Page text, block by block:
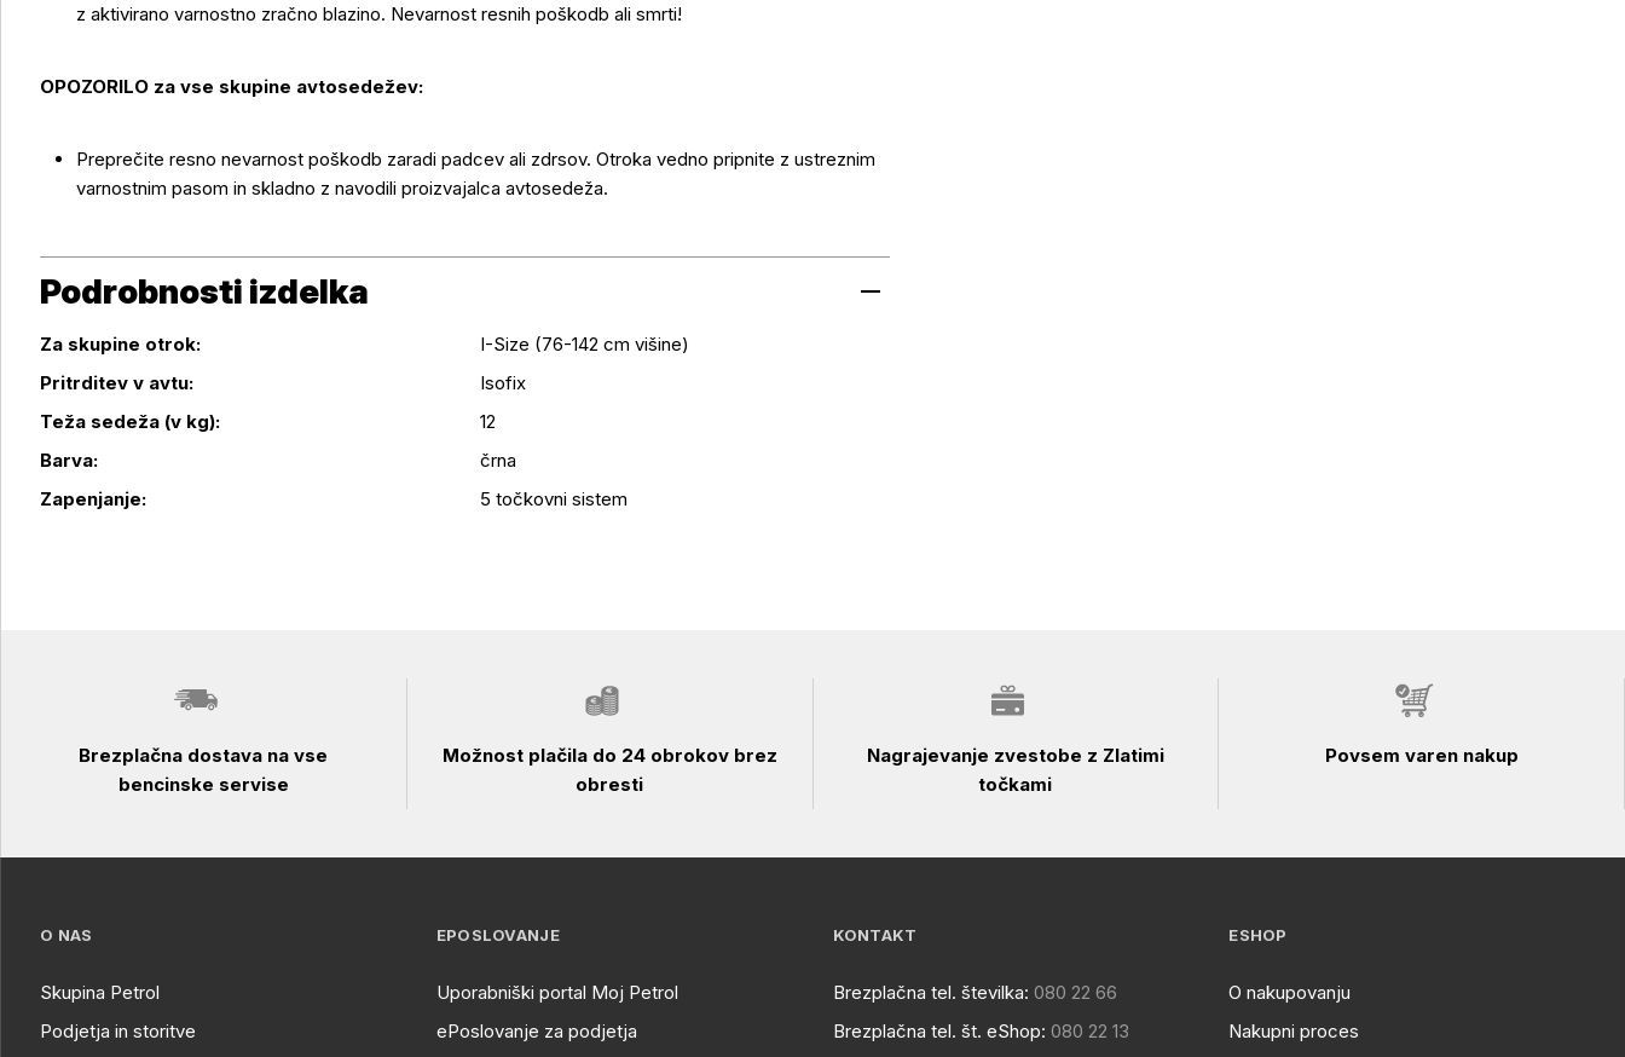
z aktivirano varnostno zračno blazino. Nevarnost resnih poškodb ali smrti!
OPOZORILO za vse skupine avtosedežev:
Preprečite resno nevarnost poškodb zaradi padcev ali zdrsov. Otroka vedno pripnite z ustreznim
varnostnim pasom in skladno z navodili proizvajalca avtosedeža.
Podrobnosti izdelka
Za skupine otrok:
I-Size (76-142 cm višine)
Pritrditev v avtu:
Isofix
Teža sedeža (v kg):
12
Barva:
črna
Zapenjanje:
5 točkovni sistem
Brezplačna dostava na vse
bencinske servise
Možnost plačila do 24 obrokov brez
obresti
Nagrajevanje zvestobe z Zlatimi
točkami
Povsem varen nakup
O NAS
Skupina Petrol
Podjetja in storitve
EPOSLOVANJE
Uporabniški portal Moj Petrol
ePoslovanje za podjetja
KONTAKT
Brezplačna tel. številka: 080 22 66
Brezplačna tel. št. eShop: 080 22 13
ESHOP
O nakupovanju
Nakupni proces